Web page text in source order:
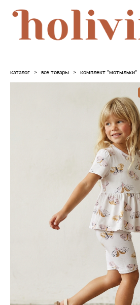
каталог > все товары > комплект "мотыльки"